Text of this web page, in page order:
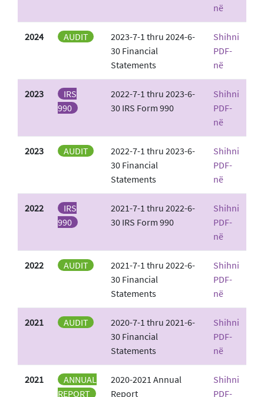
në
2024 AUDIT
2023-7-1 thru 2024-6-
30 Financial
Statements
Shihni
PDF-
në
2023
IRS
990
2022-7-1 thru 2023-6-
30 IRS Form 990
Shihni
PDF-
në
2023 AUDIT
2022-7-1 thru 2023-6-
30 Financial
Statements
Shihni
PDF-
në
2022
IRS
990
2021-7-1 thru 2022-6-
30 IRS Form 990
Shihni
PDF-
në
2022 AUDIT
2021-7-1 thru 2022-6-
30 Financial
Statements
Shihni
PDF-
në
2021 AUDIT
2020-7-1 thru 2021-6-
30 Financial
Statements
Shihni
PDF-
në
2021
ANNUAL
REPORT
2020-2021 Annual
Report
Shihni
PDF-